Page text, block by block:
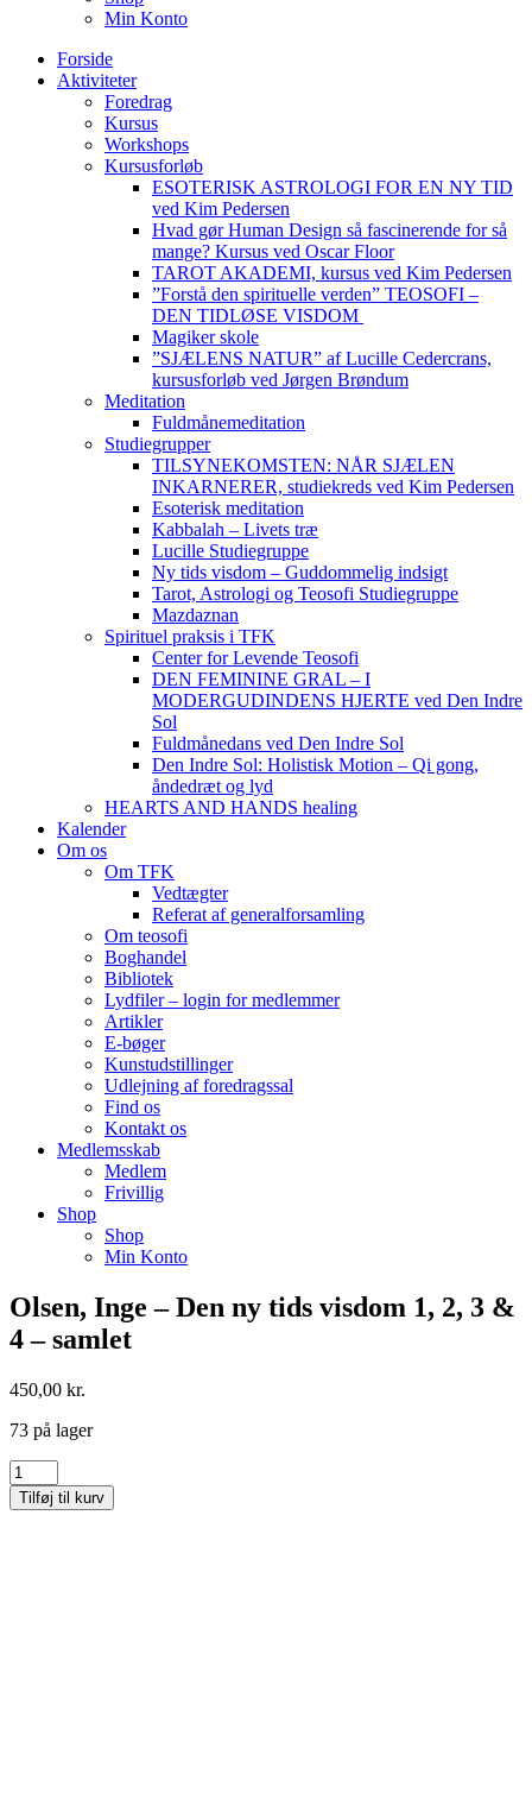
Min Konto
Forside
Aktiviteter
Foredrag
Kursus
Workshops
Kursusforløb
ESOTERISK ASTROLOGI FOR EN NY TID
ved Kim Pedersen
Hvad gør Human Design så fascinerende for så
mange? Kursus ved Oscar Floor
TAROT AKADEMI, kursus ved Kim Pedersen
”Forstå den spirituelle verden” TEOSOFI –
DEN TIDLØSE VISDOM
Magiker skole
”SJÆLENS NATUR” af Lucille Cedercrans,
kursusforløb ved Jørgen Brøndum
Meditation
Fuldmånemeditation
Studiegrupper
TILSYNEKOMSTEN: NÅR SJÆLEN
INKARNERER, studiekreds ved Kim Pedersen
Esoterisk meditation
Kabbalah – Livets træ
Lucille Studiegruppe
Ny tids visdom – Guddommelig indsigt
Tarot, Astrologi og Teosofi Studiegruppe
Mazdaznan
Spirituel praksis i TFK
Center for Levende Teosofi
DEN FEMININE GRAL – I
MODERGUDINDENS HJERTE ved Den Indre
Sol
Fuldmånedans ved Den Indre Sol
Den Indre Sol: Holistisk Motion – Qi gong,
åndedræt og lyd
HEARTS AND HANDS healing
Kalender
Om os
Om TFK
Vedtægter
Referat af generalforsamling
Om teosofi
Boghandel
Bibliotek
Lydfiler – login for medlemmer
Artikler
E-bøger
Kunstudstillinger
Udlejning af foredragssal
Find os
Kontakt os
Medlemsskab
Medlem
Frivillig
Shop
Shop
Min Konto
Olsen, Inge – Den ny tids visdom 1, 2, 3 &
4 – samlet
450,00 kr.
73 på lager
Olsen,
Inge
-
Tilføj til kurv